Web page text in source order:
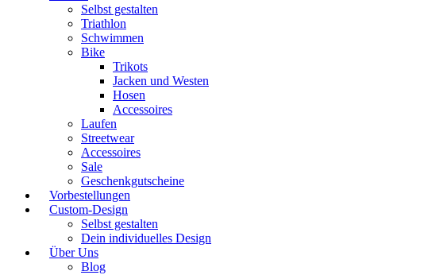
Selbst gestalten
Triathlon
Schwimmen
Bike
Trikots
Jacken und Westen
Hosen
Accessoires
Laufen
Streetwear
Accessoires
Sale
Geschenkgutscheine
Vorbestellungen
Custom-Design
Selbst gestalten
Dein individuelles Design
Über Uns
Blog